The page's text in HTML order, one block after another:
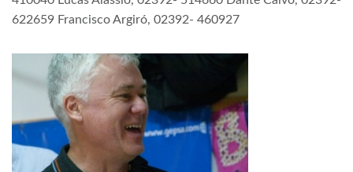
622659 Francisco Argiró, 02392- 460927